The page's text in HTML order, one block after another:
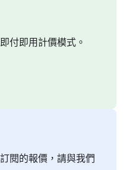
付即用計價模式。
閱的報價，請與我們